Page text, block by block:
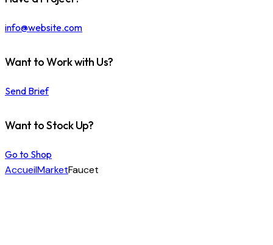
info@website.com
Want to Work with Us?
Send Brief
Want to Stock Up?
Go to Shop
AccueilMarketFaucet